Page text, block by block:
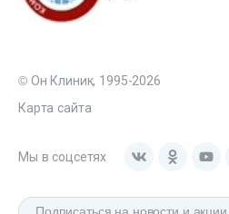
© Он Клиник, 1995-2026
Карта сайта
Мы в соцсетях